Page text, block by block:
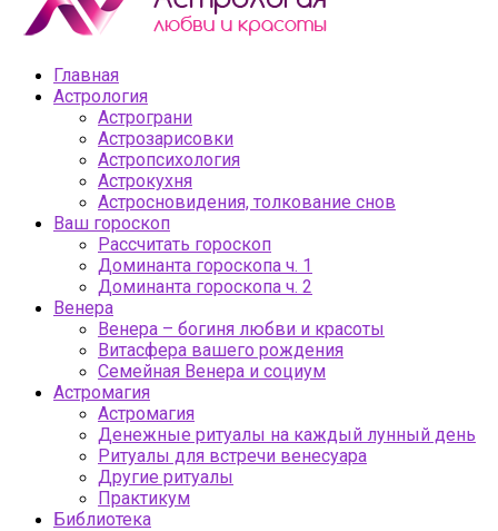
Главная
Астрология
Астрограни
Астрозарисовки
Астропсихология
Астрокухня
Астросновидения, толкование снов
Ваш гороскоп
Рассчитать гороскоп
Доминанта гороскопа ч. 1
Доминанта гороскопа ч. 2
Венера
Венера – богиня любви и красоты
Витасфера вашего рождения
Семейная Венера и социум
Астромагия
Астромагия
Денежные ритуалы на каждый лунный день
Ритуалы для встречи венесуара
Другие ритуалы
Практикум
Библиотека